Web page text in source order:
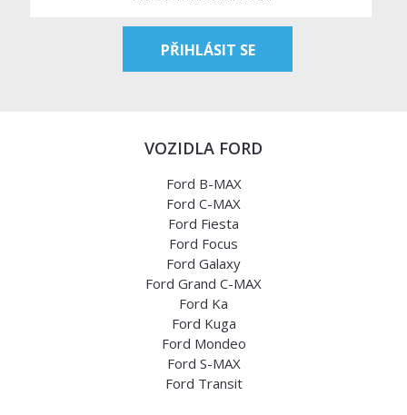
VOZIDLA FORD
Ford B-MAX
Ford C-MAX
Ford Fiesta
Ford Focus
Ford Galaxy
Ford Grand C-MAX
Ford Ka
Ford Kuga
Ford Mondeo
Ford S-MAX
Ford Transit